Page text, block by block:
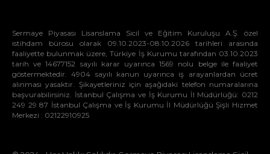
Sermaye Piyasası Lisanslama Sicil ve Eğitim Kuruluşu A.Ş. özel
istihdam bürosu olarak 09.10.2023-08.10.2026 tarihleri arasında
faaliyette bulunmak üzere, Türkiye İş Kurumu tarafından 03.10.2023
tarih ve 14677152 sayılı karar uyarınca 1569 nolu belge ile faaliyet
göstermektedir. 4904 sayılı kanun uyarınca iş arayanlardan ücret
alınması yasaktır. Şikayetleriniz için aşağıdaki telefon numaralarına
başvurabilirsiniz. İstanbul Çalışma ve İş Kurumu İl Müdürlüğü: 0212
249 29 87 İstanbul Çalışma ve İş Kurumu İl Müdürlüğü Şişli Hizmet
Merkezi : 02122910925